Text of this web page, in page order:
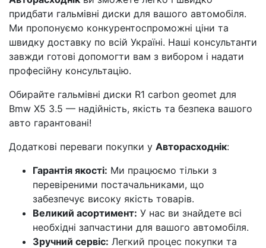
придбати гальмівні диски для вашого автомобіля.
Ми пропонуємо конкурентоспроможні ціни та
швидку доставку по всій Україні. Наші консультанти
завжди готові допомогти вам з вибором і надати
професійну консультацію.
Обирайте гальмівні диски R1 carbon geomet для
Bmw X5 3.5 — надійність, якість та безпека вашого
авто гарантовані!
Додаткові переваги покупки у Авторасходнік:
Гарантія якості: Ми працюємо тільки з
перевіреними постачальниками, що
забезпечує високу якість товарів.
Великий асортимент: У нас ви знайдете всі
необхідні запчастини для вашого автомобіля.
Зручний сервіс: Легкий процес покупки та